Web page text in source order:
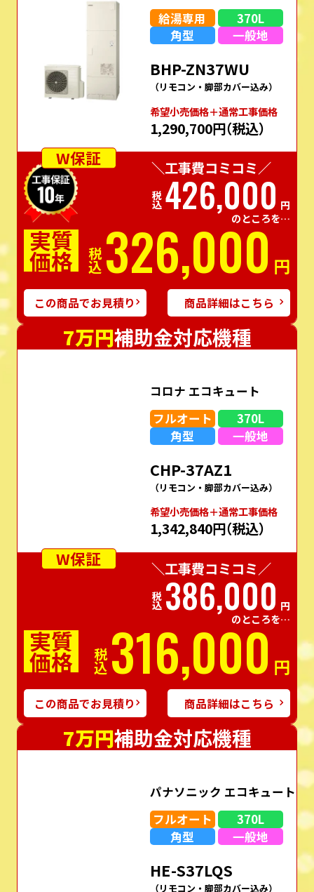
給湯専用
370L
角型
一般地
BHP-ZN37WU
（リモコン・脚部カバー込み）
希望⼩売価格＋通常⼯事価格
1,290,700円（税込）
W保証
＼工事費コミコミ／
税込426,000 円
のところを…
実質
価格 税込326,000 円
この商品でお見積り 商品詳細はこちら
7万円補助金対応機種
コロナ エコキュート
フルオート
370L
角型
一般地
CHP-37AZ1
（リモコン・脚部カバー込み）
希望⼩売価格＋通常⼯事価格
1,342,840円（税込）
W保証
＼工事費コミコミ／
税込 386,000 円
のところを…
実質
価格 税込316,000 円
この商品でお見積り 商品詳細はこちら
7万円補助金対応機種
パナソニック エコキュート
フルオート
370L
角型
一般地
HE-S37LQS
（リモコン・脚部カバー込み）